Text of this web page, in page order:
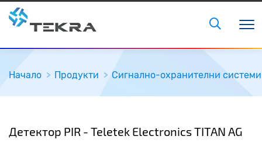
Начало Продукти Сигнално-охранителни системи
Детектор PIR - Teletek Electronics TITAN AG